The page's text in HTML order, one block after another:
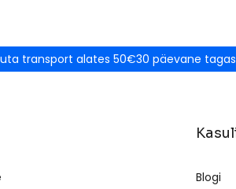
transport alates 50€30 päevane
Blogi